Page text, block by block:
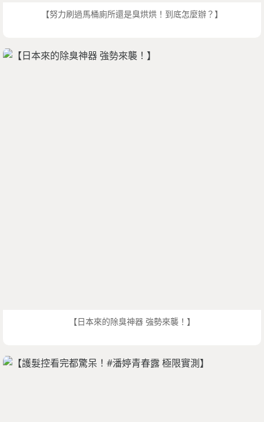
【努力刷過馬桶廁所還是臭烘烘！到底怎麼辦？】
【日本來的除臭神器 強勢來襲！】